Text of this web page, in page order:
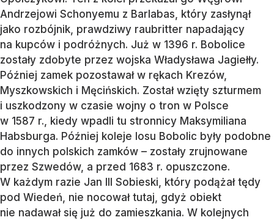
Andrzejowi Schonyemu z Barlabas, który zasłynął
jako rozbójnik, prawdziwy raubritter napadający
na kupców i podróżnych. Już w 1396 r. Bobolice
zostały zdobyte przez wojska Władysława Jagiełły.
Później zamek pozostawał w rękach Krezów,
Myszkowskich i Męcińskich. Został wzięty szturmem
i uszkodzony w czasie wojny o tron w Polsce
w 1587 r., kiedy wpadli tu stronnicy Maksymiliana
Habsburga. Później koleje losu Bobolic były podobne
do innych polskich zamków – zostały zrujnowane
przez Szwedów, a przed 1683 r. opuszczone.
W każdym razie Jan III Sobieski, który podążał tędy
pod Wiedeń, nie nocował tutaj, gdyż obiekt
nie nadawał się już do zamieszkania. W kolejnych